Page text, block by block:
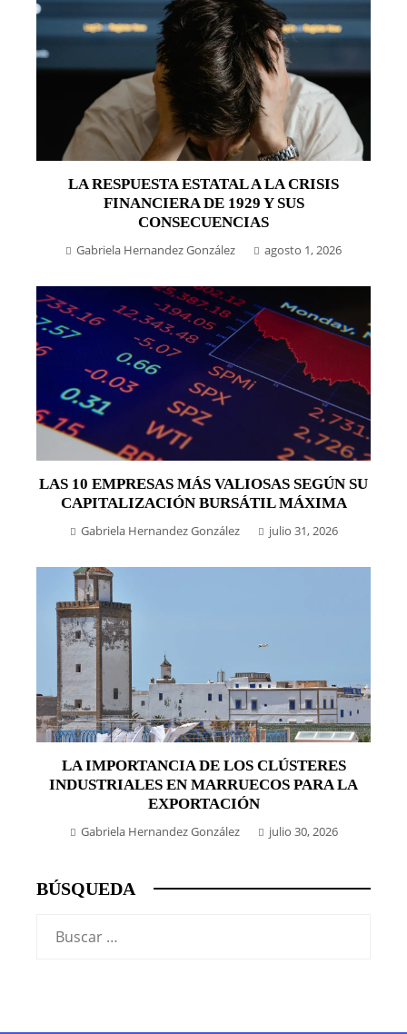
LA RESPUESTA ESTATAL A LA CRISIS
FINANCIERA DE 1929 Y SUS
CONSECUENCIAS
Gabriela Hernandez González agosto 1, 2026
LAS 10 EMPRESAS MÁS VALIOSAS SEGÚN SU
CAPITALIZACIÓN BURSÁTIL MÁXIMA
Gabriela Hernandez González julio 31, 2026
LA IMPORTANCIA DE LOS CLÚSTERES
INDUSTRIALES EN MARRUECOS PARA LA
EXPORTACIÓN
Gabriela Hernandez González julio 30, 2026
BÚSQUEDA